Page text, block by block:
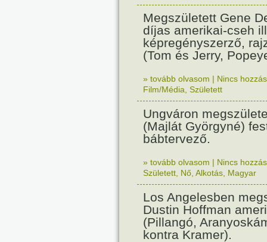
Megszületett Gene
díjas amerikai-cseh
képregényszerző,
(Tom és Jerry,
» tovább olvasom | Nincs
Film/Média Született
Ungváron
(Majlát Györgyné)
bábtervező.
» tovább olvasom | Nincs
Született Nő Alkotás Magyar
Los Angelesben
Dustin Hoffman
(Pillangó,
kontra Kramer).